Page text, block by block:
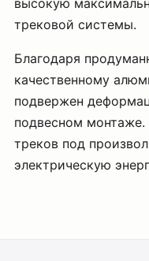
высокую
трековой системы.
Благодаря
качественному
подвержен
подвесном
треков под
электрическую